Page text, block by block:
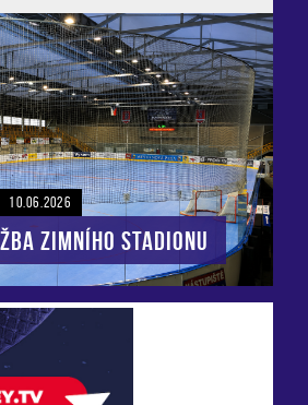
10.06.2026
zimního stadionu